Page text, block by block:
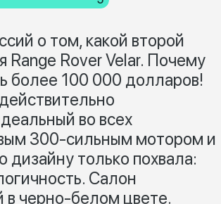
о том, какой второй
Range Rover Velar. Почему
более 100 000 долларов!
во всех
300-сильным мотором и
только похвала:
Салон
в черно-белом цвете.